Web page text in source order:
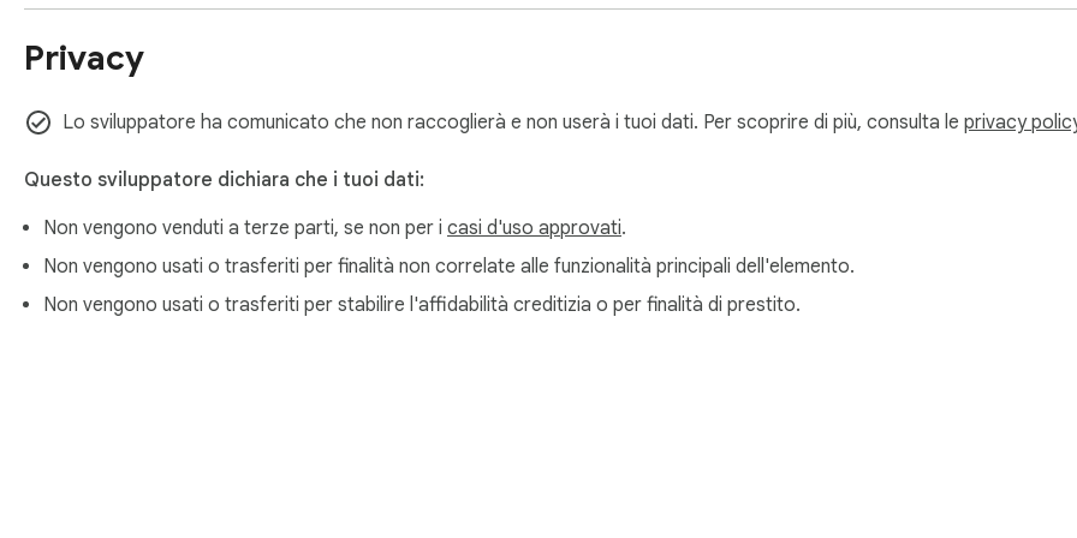
L’editor a schermo intero è un editor di documenti leggero. Supporta vari formati di testo, colori, font, elenchi, tabelle,
altri elementi ricchi, permettendoti di registrare rapidamente diversi tipi di contenuto.
Privacy
Lo sviluppatore ha comunicato che non raccoglierà e non userà i tuoi dati. Per scoprire di più, consulta le privacy
Questo sviluppatore dichiara che i tuoi dati:
Non vengono venduti a terze parti, se non per i casi d'uso approvati.
Non vengono usati o trasferiti per finalità non correlate alle funzionalità principali dell'elemento.
Non vengono usati o trasferiti per stabilire l'affidabilità creditizia o per finalità di prestito.